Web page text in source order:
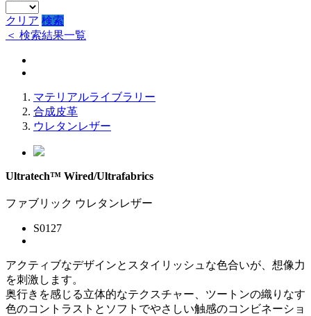
クリア 検索
＜ 検索結果一覧
マテリアルライブラリー
合成皮革
ウレタンレザー
Ultratech™ Wired/Ultrafabrics
ファブリック ウレタンレザー
S0127
アクティブなデザインとスタイリッシュな色合いが、想像力
を刺激します。
奥行きを感じる立体的なテクスチャー、ツートンの織りなす
色のコントラストとソフトでやさしい触感のコンビネーショ